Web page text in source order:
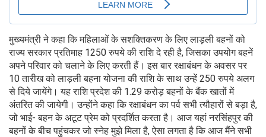
मुख्यमंत्री ने कहा कि महिलाओं के सशक्तिकरण के लिए लाड़ली बहनों को
राज्य सरकार प्रतिमाह 1250 रुपये की राशि दे रही है, जिसका उपयोग बहनें
अपने परिवार को चलाने के लिए करती हैं। इस बार रक्षाबंधन के अवसर पर
10 तारीख को लाड़ली बहना योजना की राशि के साथ उन्हें 250 रुपये अलग
से दिये जायेंगे। यह राशि प्रदेश की 1.29 करोड़ बहनों के बैंक खातों में
अंतरित की जायेगी। उन्होंने कहा कि रक्षाबंधन का पर्व सभी त्यौहारों से बड़ा है,
जो भाई- बहन के अटूट प्रेम को प्रदर्शित करता है। आज यहां नरसिंहपुर की
बहनों के बीच पहुंचकर जो स्नेह मुझे मिला है, ऐसा लगता है कि आज मैंने सभी